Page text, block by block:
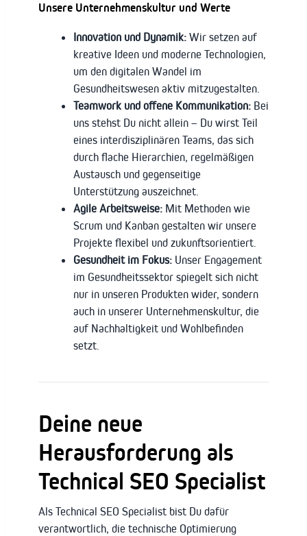
Unsere Unternehmenskultur und Werte
Innovation und Dynamik: Wir setzen auf
kreative Ideen und moderne Technologien,
um den digitalen Wandel im
Gesundheitswesen aktiv mitzugestalten.
Teamwork und offene Kommunikation: Bei
uns stehst Du nicht allein – Du wirst Teil
eines interdisziplinären Teams, das sich
durch flache Hierarchien, regelmäßigen
Austausch und gegenseitige
Unterstützung auszeichnet.
Agile Arbeitsweise: Mit Methoden wie
Scrum und Kanban gestalten wir unsere
Projekte flexibel und zukunftsorientiert.
Gesundheit im Fokus: Unser Engagement
im Gesundheitssektor spiegelt sich nicht
nur in unseren Produkten wider, sondern
auch in unserer Unternehmenskultur, die
auf Nachhaltigkeit und Wohlbefinden
setzt.
Deine neue
Herausforderung als
Technical SEO Specialist
Als Technical SEO Specialist bist Du dafür
verantwortlich, die technische Optimierung